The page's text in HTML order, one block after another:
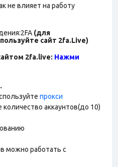
не влияет на работу
(для
сайт 2fa.Live)
2fa.live: Нажми
прокси
аккаунтов(до 10)
можно работать с